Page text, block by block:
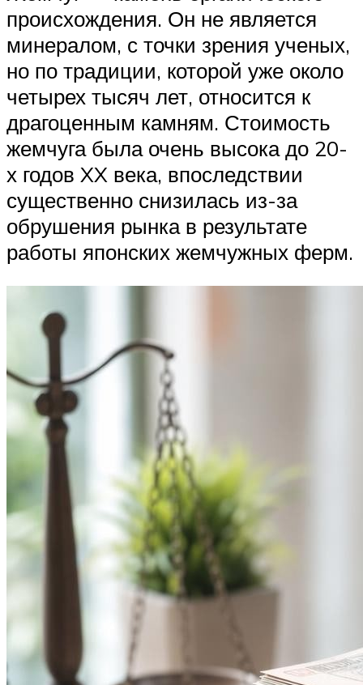
происхождения. Он не является
минералом, с точки зрения ученых,
но по традиции, которой уже около
четырех тысяч лет, относится к
драгоценным камням. Стоимость
жемчуга была очень высока до 20-
х годов XX века, впоследствии
существенно снизилась из-за
обрушения рынка в результате
работы японских жемчужных ферм.